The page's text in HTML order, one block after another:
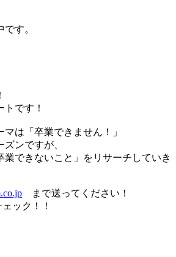
す。
です！
は「卒業できません！」
ンですが、
業できないこと」をリサーチしていき
まで送ってください！
ェック！！